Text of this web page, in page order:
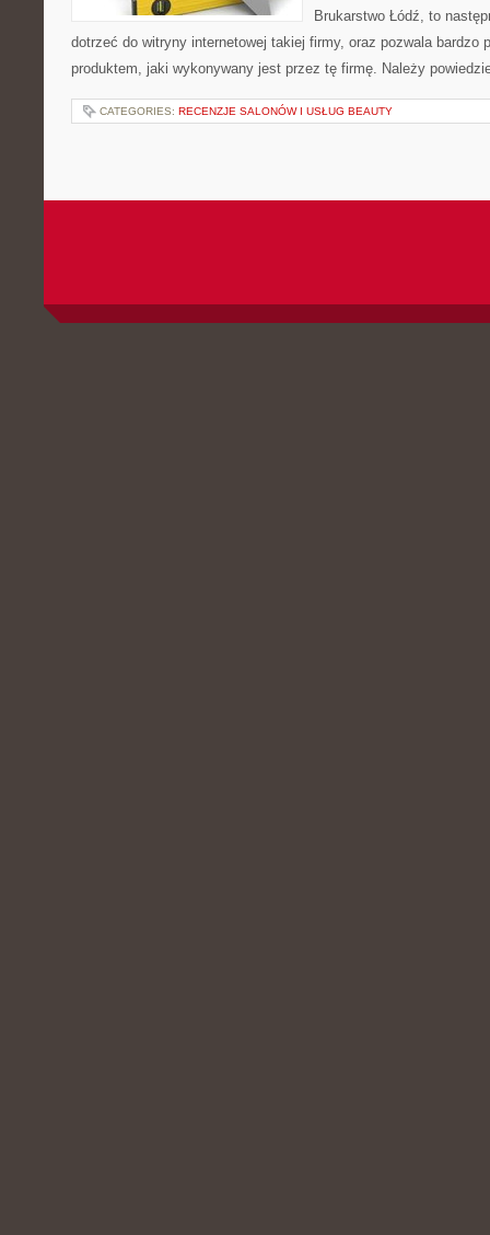
Brukarstwo Łódź, to
dotrzeć do witryny internetowej takiej firmy, oraz pozwala bardzo
produktem, jaki wykonywany jest przez tę firmę. Należy
CATEGORIES: RECENZJE SALONÓW I USŁUG BEAUTY